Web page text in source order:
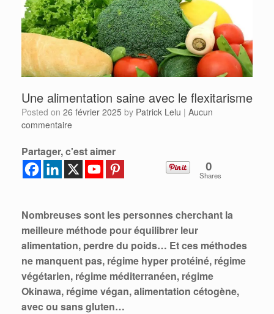
Une alimentation saine avec le flexitarisme
Posted on 26 février 2025 by Patrick Lelu | Aucun
commentaire
Partager, c'est aimer
0
Shares
Nombreuses sont les personnes cherchant la
meilleure méthode pour équilibrer leur
alimentation, perdre du poids… Et ces méthodes
ne manquent pas, régime hyper protéiné, régime
végétarien, régime méditerranéen, régime
Okinawa, régime végan, alimentation cétogène,
avec ou sans gluten…